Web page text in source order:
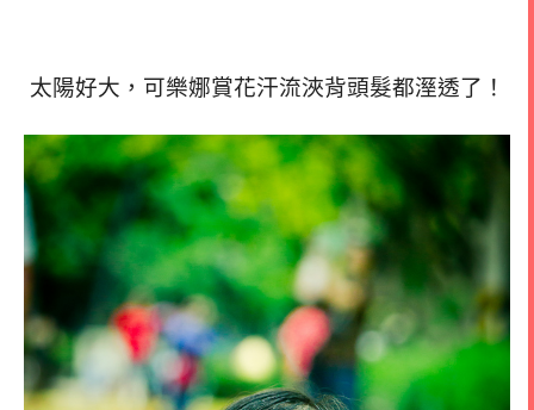
太陽好大，可樂娜賞花汗流浹背頭髮都溼透了！